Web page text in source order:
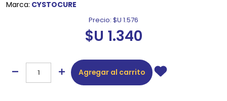
Marca: CYSTOCURE
Precio: $U 1.576
$U 1.340
Agregar al carrito